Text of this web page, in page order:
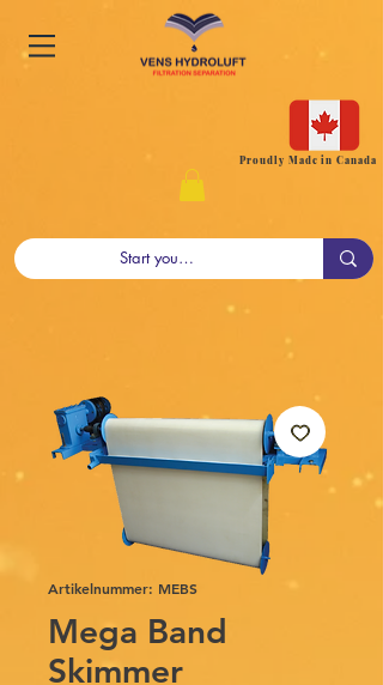
Proudly Made in Canada
Artikelnummer: MEBS
Mega Band
Skimmer